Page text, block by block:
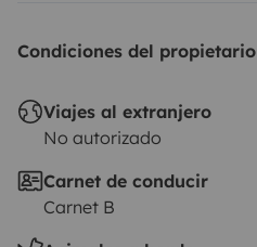
Condiciones del propietario
Viajes al extranjero
No autorizado
Carnet de conducir
Carnet B